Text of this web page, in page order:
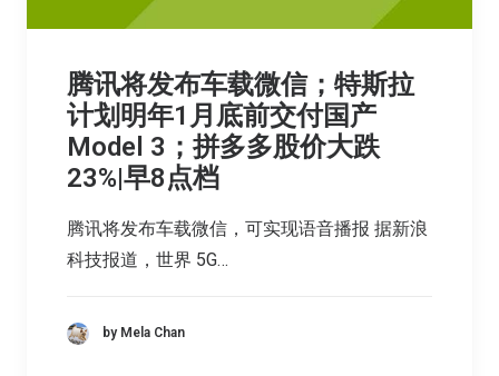
腾讯将发布车载微信；特斯拉
计划明年1月底前交付国产
Model 3；拼多多股价大跌
23%|早8点档
腾讯将发布车载微信，可实现语音播报 据新浪
科技报道，世界 5G…
by Mela Chan